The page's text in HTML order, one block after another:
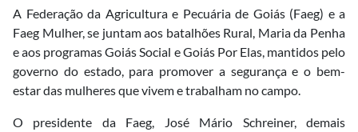
A Federação da Agricultura e Pecuária de Goiás (Faeg) e a
Faeg Mulher, se juntam aos batalhões Rural, Maria da Penha
e aos programas Goiás Social e Goiás Por Elas, mantidos pelo
governo do estado, para promover a segurança e o bem-
estar das mulheres que vivem e trabalham no campo.
O presidente da Faeg, José Mário Schreiner, demais